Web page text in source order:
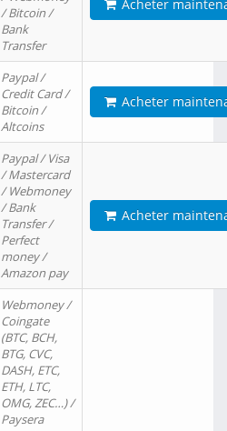
/ Bitcoin /
Bank
Transfer
Acheter
Paypal /
Credit Card /
Bitcoin /
Altcoins
Acheter
Paypal / Visa
/ Mastercard
/ Webmoney
/ Bank
Transfer /
Perfect
money /
Amazon pay
Acheter
Webmoney /
Coingate
(BTC, BCH,
BTG, CVC,
DASH, ETC,
ETH, LTC,
OMG, ZEC…) /
Paysera